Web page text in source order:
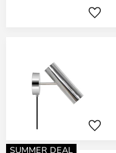
SUMMER DEAL